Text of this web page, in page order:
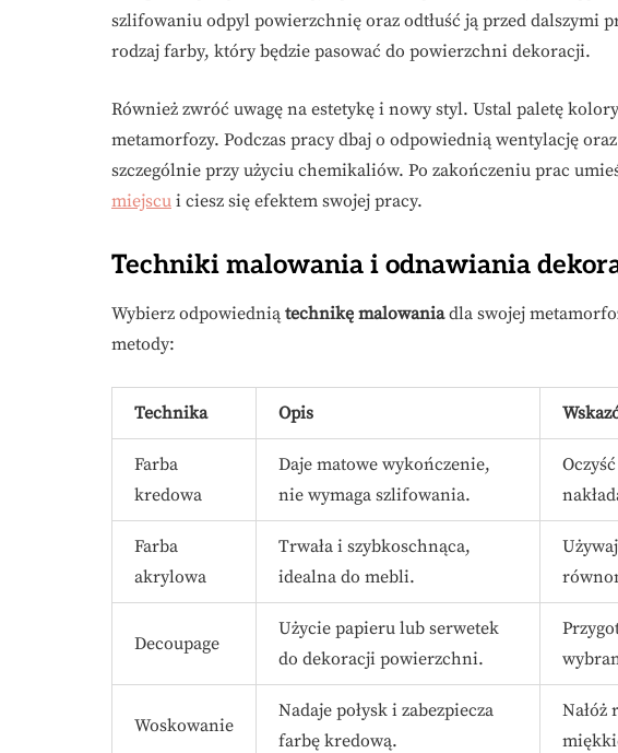
szlifowaniu odpyl powierzchnię oraz odtłuść ją przed dalszymi
rodzaj farby, który będzie pasować do powierzchni dekoracji.
Również zwróć uwagę na estetykę i nowy styl. Ustal paletę
metamorfozy. Podczas pracy dbaj o odpowiednią wentylację
szczególnie przy użyciu chemikaliów. Po zakończeniu prac
miejscu i ciesz się efektem swojej pracy.
Techniki malowania i odnawiania
Wybierz odpowiednią technikę malowaniadla swojej
metody:
Technika Opis
Farba
kredowa
Daje matowe wykończenie,
nie wymaga szlifowania.
Farba
akrylowa
Trwała i szybkoschnąca,
idealna do mebli.
Decoupage
Użycie papieru lub serwetek
do dekoracji powierzchni.
Woskowanie
Nadaje połysk i zabezpiecza
farbę kredową.
Nałóż